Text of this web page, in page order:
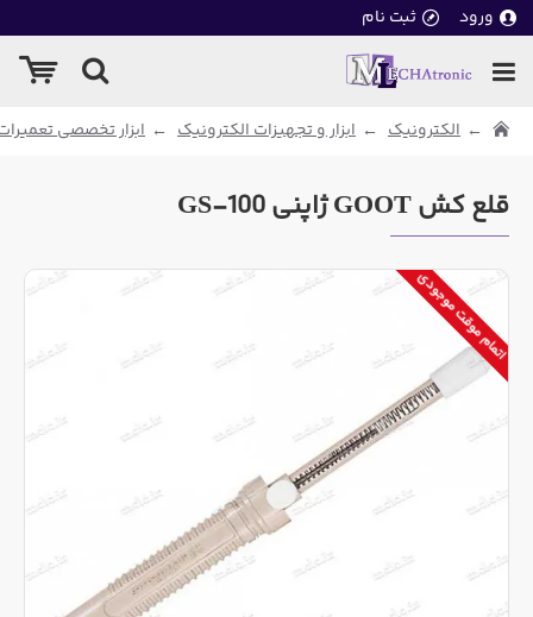
ورود ثبت نام
الکترونیک ابزار و تجهیزات الکترونیک ابزار تخصصی
قلع کش GOOT ژاپنی GS-100
اتمام موقت موجودی